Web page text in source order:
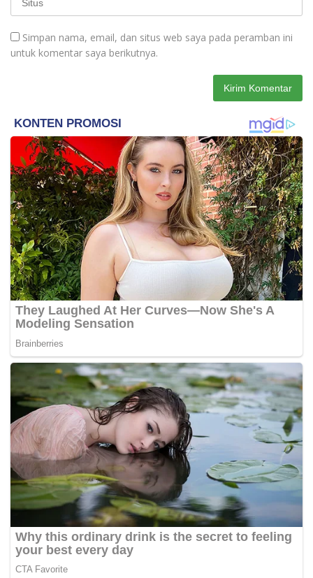
Simpan nama, email, dan situs web saya pada peramban ini
untuk komentar saya berikutnya.